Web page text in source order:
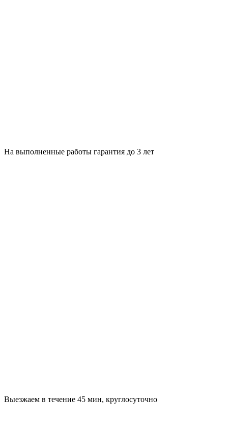
На выполненные работы гарантия до 3 лет
Выезжаем в течение 45 мин, круглосуточно